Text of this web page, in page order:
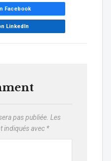
Facebook
LinkedIn
pas publiée. Les
indiqués avec *